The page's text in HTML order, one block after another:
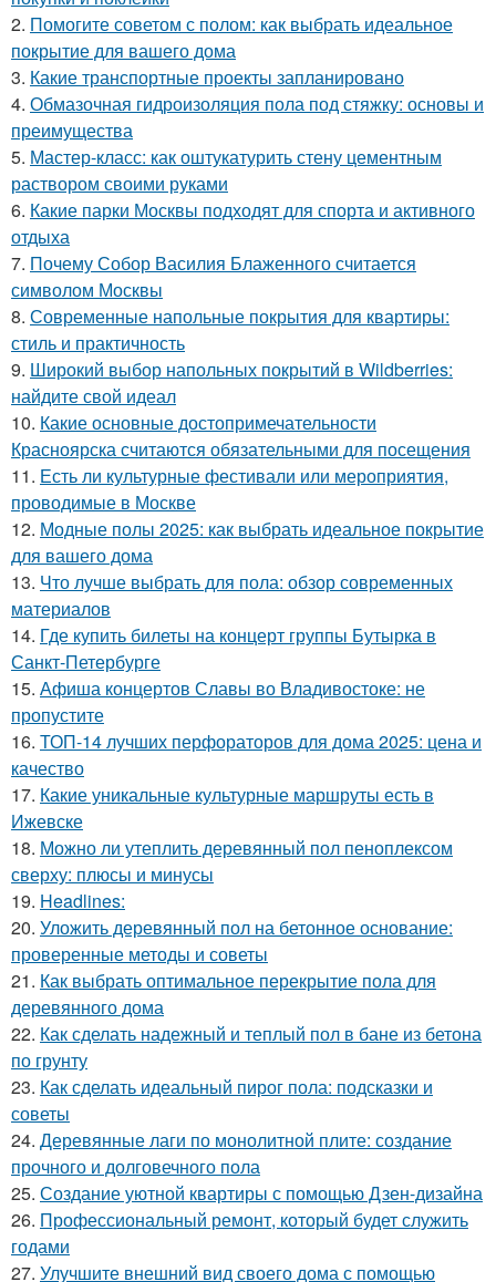
2. Помогите советом с полом: как выбрать идеальное
покрытие для вашего дома
3. Какие транспортные проекты запланировано
4. Обмазочная гидроизоляция пола под стяжку: основы и
преимущества
5. Мастер-класс: как оштукатурить стену цементным
раствором своими руками
6. Какие парки Москвы подходят для спорта и активного
отдыха
7. Почему Собор Василия Блаженного считается
символом Москвы
8. Современные напольные покрытия для квартиры:
стиль и практичность
9. Широкий выбор напольных покрытий в Wildberries:
найдите свой идеал
10. Какие основные достопримечательности
Красноярска считаются обязательными для посещения
11. Есть ли культурные фестивали или мероприятия,
проводимые в Москве
12. Модные полы 2025: как выбрать идеальное покрытие
для вашего дома
13. Что лучше выбрать для пола: обзор современных
материалов
14. Где купить билеты на концерт группы Бутырка в
Санкт-Петербурге
15. Афиша концертов Славы во Владивостоке: не
пропустите
16. ТОП-14 лучших перфораторов для дома 2025: цена и
качество
17. Какие уникальные культурные маршруты есть в
Ижевске
18. Можно ли утеплить деревянный пол пеноплексом
сверху: плюсы и минусы
19. Headlines:
20. Уложить деревянный пол на бетонное основание:
проверенные методы и советы
21. Как выбрать оптимальное перекрытие пола для
деревянного дома
22. Как сделать надежный и теплый пол в бане из бетона
по грунту
23. Как сделать идеальный пирог пола: подсказки и
советы
24. Деревянные лаги по монолитной плите: создание
прочного и долговечного пола
25. Создание уютной квартиры с помощью Дзен-дизайна
26. Профессиональный ремонт, который будет служить
годами
27. Улучшите внешний вид своего дома с помощью